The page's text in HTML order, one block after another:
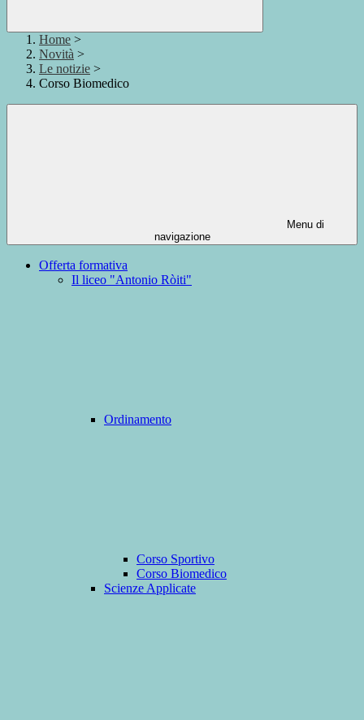
Home >
Novità >
Le notizie >
Corso Biomedico
Menu di
navigazione
Offerta formativa
Il liceo "Antonio Ròiti"
Ordinamento
Corso Sportivo
Corso Biomedico
Scienze Applicate